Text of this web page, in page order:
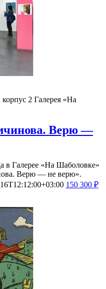
2 Галерея «На
Верю —
в Галерее «На Шаболовке»
Верю — не верю».
150 300 ₽